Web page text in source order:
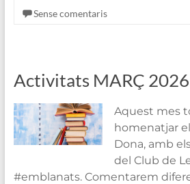
Sense comentaris
Activitats MARÇ 2026
Aquest mes
homenatjar
Dona, amb
del Club de
#emblanats. Comentarem